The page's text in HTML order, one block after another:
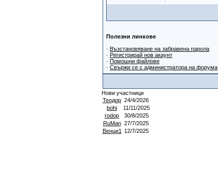
Полезни линкове
·Възстановяване на забравена парола
·Регистрирай нов акаунт
·Помощни файлове
·Свържи се с администратора на форума
Нови участници
Теодор 24/4/2026
bohi
11/11/2025
rodop
30/8/2025
RuMan 27/7/2025
Венци1
12/7/2025